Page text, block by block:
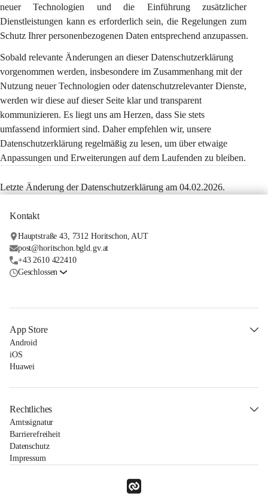
neuer Technologien und die Einführung zusätzlicher
Dienstleistungen kann es erforderlich sein, die Regelungen zum
Schutz Ihrer personenbezogenen Daten entsprechend anzupassen.
Sobald relevante Änderungen an dieser Datenschutzerklärung
vorgenommen werden, insbesondere im Zusammenhang mit der
Nutzung neuer Technologien oder datenschutzrelevanter Dienste,
werden wir diese auf dieser Seite klar und transparent
kommunizieren. Es liegt uns am Herzen, dass Sie stets
umfassend informiert sind. Daher empfehlen wir, unsere
Datenschutzerklärung regelmäßig zu lesen, um über etwaige
Anpassungen und Erweiterungen auf dem Laufenden zu bleiben.
Letzte Änderung der Datenschutzerklärung am 04.02.2026.
Kontakt
Hauptstraße 43, 7312 Horitschon, AUT
post@horitschon.bgld.gv.at
+43 2610 422410
Geschlossen
App Store
Android
iOS
Huawei
Rechtliches
Amtssignatur
Barrierefreiheit
Datenschutz
Impressum